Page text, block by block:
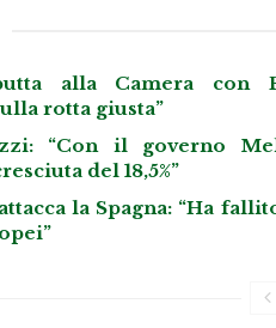
alla Camera con
rotta giusta”
“Con il governo
del 18,5%”
la Spagna: “Ha